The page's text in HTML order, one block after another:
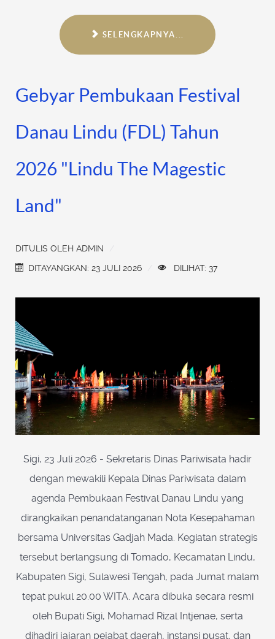
SELENGKAPNYA...
Gebyar Pembukaan Festival
Danau Lindu (FDL) Tahun
2026 "Lindu The Magestic
Land"
DITULIS OLEH ADMIN
DITAYANGKAN: 23 JULI 2026
DILIHAT: 37
Sigi, 23 Juli 2026 - Sekretaris Dinas Pariwisata hadir
dengan mewakili Kepala Dinas Pariwisata dalam
agenda Pembukaan Festival Danau Lindu yang
dirangkaikan penandatanganan Nota Kesepahaman
bersama Universitas Gadjah Mada. Kegiatan strategis
tersebut berlangsung di Tomado, Kecamatan Lindu,
Kabupaten Sigi, Sulawesi Tengah, pada Jumat malam
tepat pukul 20.00 WITA. Acara dibuka secara resmi
oleh Bupati Sigi, Mohamad Rizal Intjenae, serta
dihadiri jajaran pejabat daerah, instansi pusat, dan